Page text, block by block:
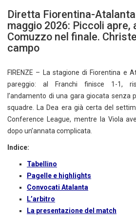
Diretta Fiorentina-
maggio 2026: Piccoli apre,
Comuzzo nel finale.
campo
FIRENZE – La stagione di Fiorentina e
pareggio: al Franchi finisce 1-1,
l’andamento di una gara giocata senza
squadre. La Dea era già certa del
Conference League, mentre la Viola
dopo un’annata complicata.
Indice:
Tabellino
Pagelle e highlights
Convocati Atalanta
L’arbitro
La presentazione del match